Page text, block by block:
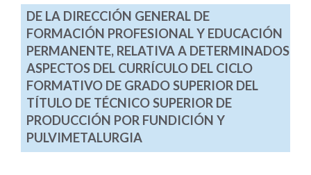
DE LA DIRECCIÓN GENERAL DE
FORMACIÓN PROFESIONAL Y EDUCACIÓN
PERMANENTE, RELATIVA A DETERMINADOS
ASPECTOS DEL CURRÍCULO DEL CICLO
FORMATIVO DE GRADO SUPERIOR DEL
TÍTULO DE TÉCNICO SUPERIOR DE
PRODUCCIÓN POR FUNDICIÓN Y
PULVIMETALURGIA